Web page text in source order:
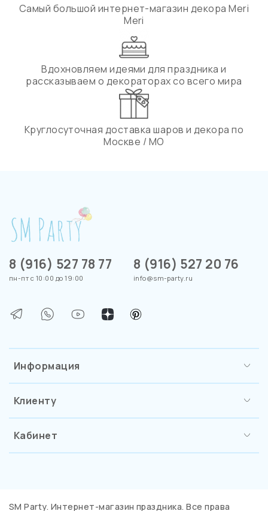
Самый большой интернет-магазин декора Meri
Meri
Вдохновляем идеями для праздника и
рассказываем о декораторах со всего мира
Круглосуточная доставка шаров и декора по
Москве / МО
Информация
Клиенту
Кабинет
8 (916) 527 78 77
пн-пт с 10:00 до 19:00
8 (916) 527 20 76
info@sm-party.ru
SM Party. Интернет-магазин праздника. Все права